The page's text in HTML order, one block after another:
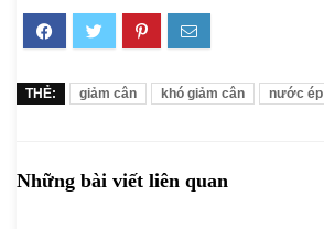
THẺ: giảm cân khó giảm cân nước ép
Những bài viết liên quan